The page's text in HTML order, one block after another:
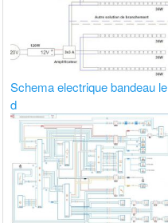
Schema electrique bandeau le
d